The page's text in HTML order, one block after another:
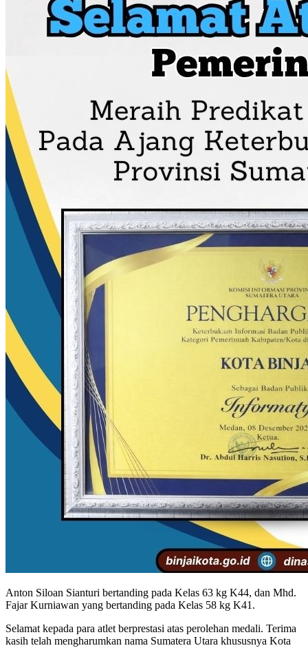
Anton Siloan Sianturi bertanding pada Kelas 63 kg K44, dan Mhd.
Fajar Kurniawan yang bertanding pada Kelas 58 kg K41.
Selamat kepada para atlet berprestasi atas perolehan medali. Terima
kasih telah mengharumkan nama Sumatera Utara khususnya Kota